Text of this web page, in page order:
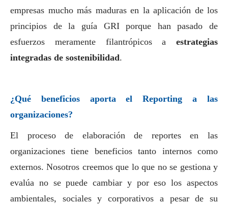
empresas mucho más maduras en la aplicación de los
principios de la guía GRI porque han pasado de
esfuerzos meramente filantrópicos a estrategias
integradas de sostenibilidad.
¿Qué beneficios aporta el Reporting a las
organizaciones?
El proceso de elaboración de reportes en las
organizaciones tiene beneficios tanto internos como
externos. Nosotros creemos que lo que no se gestiona y
evalúa no se puede cambiar y por eso los aspectos
ambientales, sociales y corporativos a pesar de su